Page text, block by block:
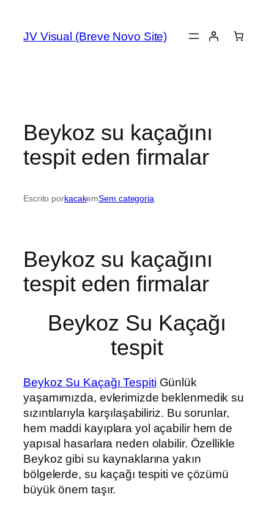
JV Visual (Breve Novo Site)
Beykoz su kaçağını
tespit eden firmalar
Escrito porkacakemSem categoria
Beykoz su kaçağını
tespit eden firmalar
Beykoz Su Kaçağı
tespit
Beykoz Su Kaçağı Tespiti Günlük
yaşamımızda, evlerimizde beklenmedik su
sızıntılarıyla karşılaşabiliriz. Bu sorunlar,
hem maddi kayıplara yol açabilir hem de
yapısal hasarlara neden olabilir. Özellikle
Beykoz gibi su kaynaklarına yakın
bölgelerde, su kaçağı tespiti ve çözümü
büyük önem taşır.